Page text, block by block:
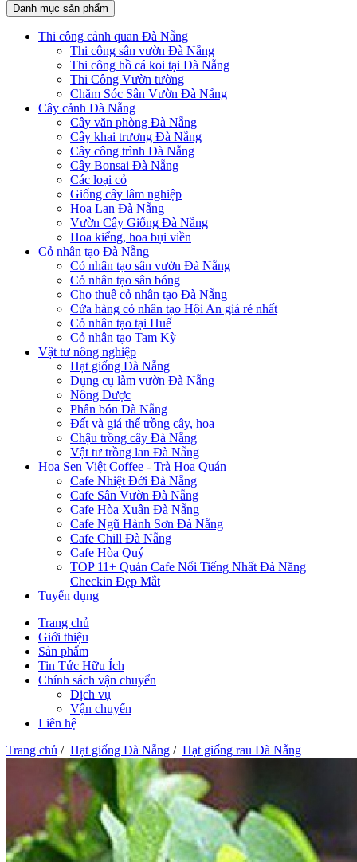
Danh mục sản phẩm
Thi công cảnh quan Đà Nẵng
Thi công sân vườn Đà Nẵng
Thi công hồ cá koi tại Đà Nẵng
Thi Công Vườn tường
Chăm Sóc Sân Vườn Đà Nẵng
Cây cảnh Đà Nẵng
Cây văn phòng Đà Nẵng
Cây khai trương Đà Nẵng
Cây công trình Đà Nẵng
Cây Bonsai Đà Nẵng
Các loại cỏ
Giống cây lâm nghiệp
Hoa Lan Đà Nẵng
Vườn Cây Giống Đà Nẵng
Hoa kiểng, hoa bụi viền
Cỏ nhân tạo Đà Nẵng
Cỏ nhân tạo sân vườn Đà Nẵng
Cỏ nhân tạo sân bóng
Cho thuê cỏ nhân tạo Đà Nẵng
Cửa hàng cỏ nhân tạo Hội An giá rẻ nhất
Cỏ nhân tạo tại Huế
Cỏ nhân tạo Tam Kỳ
Vật tư nông nghiệp
Hạt giống Đà Nẵng
Dụng cụ làm vườn Đà Nẵng
Nông Dược
Phân bón Đà Nẵng
Đất và giá thể trồng cây, hoa
Chậu trồng cây Đà Nẵng
Vật tư trồng lan Đà Nẵng
Hoa Sen Việt Coffee - Trà Hoa Quán
Cafe Nhiệt Đới Đà Nẵng
Cafe Sân Vườn Đà Nẵng
Cafe Hòa Xuân Đà Nẵng
Cafe Ngũ Hành Sơn Đà Nẵng
Cafe Chill Đà Nẵng
Cafe Hòa Quý
TOP 11+ Quán Cafe Nổi Tiếng Nhất Đà Năng
Checkin Đẹp Mắt
Tuyển dụng
Trang chủ
Giới thiệu
Sản phẩm
Tin Tức Hữu Ích
Chính sách vận chuyển
Dịch vụ
Vận chuyển
Liên hệ
Trang chủ / Hạt giống Đà Nẵng / Hạt giống rau Đà Nẵng